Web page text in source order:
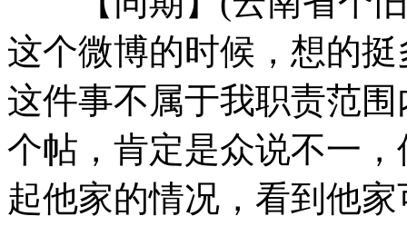
外交部：反对强权政治霸凌主义
外交部：有关国家言论片面不公正
安徽一实载49人客车翻车
这个微博的时候，想的
这件事不属于我职责范
个帖，肯定是众说不一
起他家的情况，看到他